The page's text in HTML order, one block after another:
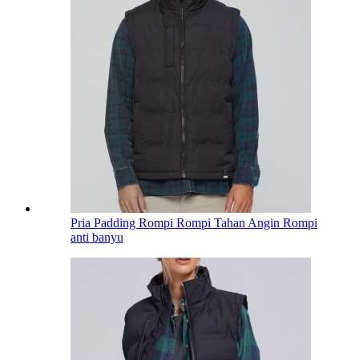
Pria Padding Rompi Rompi Tahan Angin Rompi
anti banyu